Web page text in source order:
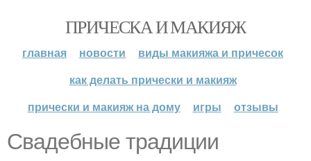
ПРИЧЕСКА И МАКИЯЖ
главная новости
виды макияжа и причесок
как делать прически и макияж
прически и макияж на дому
игры отзывы
Свадебные традиции